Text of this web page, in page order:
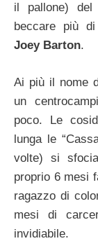
il pallone)
beccare più
Joey Barton.
Ai più il nome
un
poco. Le
lunga le
volte) si
proprio 6 mesi
ragazzo di
mesi di
invidiabile.